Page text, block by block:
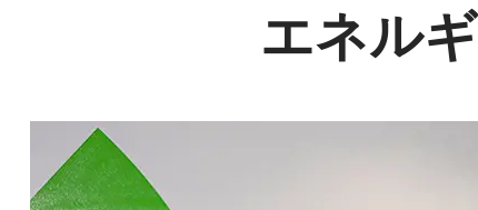
エネル